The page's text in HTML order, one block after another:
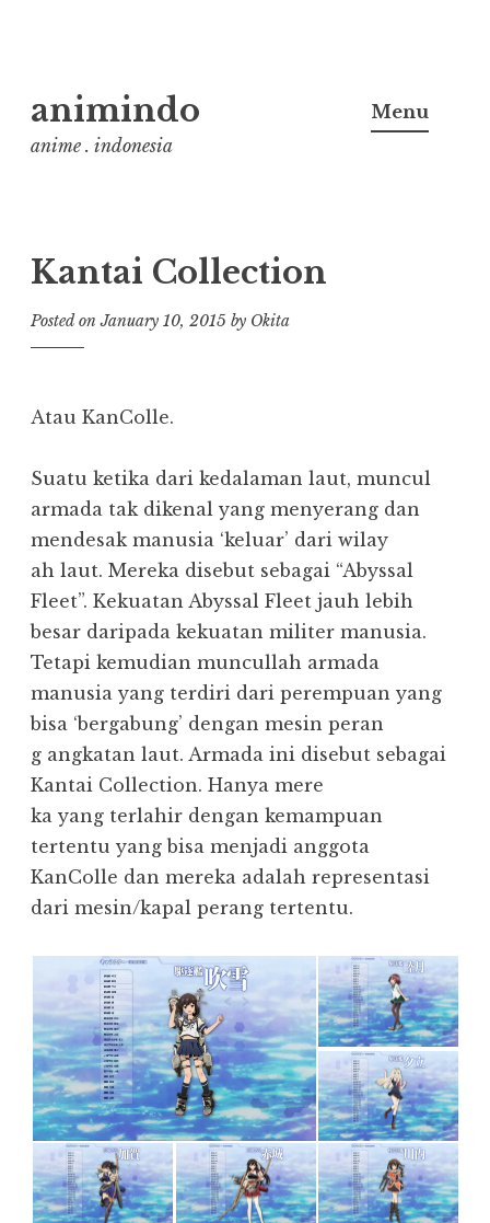
to
content
animindo
anime . indonesia
Menu
Kantai Collection
Posted onJanuary 10, 2015 by Okita
Atau KanColle.
Suatu ketika dari kedalaman laut, muncul
armada tak dikenal yang menyerang dan
mendesak manusia ‘keluar’ dari wilay
ah laut. Mereka disebut sebagai “Abyssal
Fleet”. Kekuatan Abyssal Fleet jauh lebih
besar daripada kekuatan militer manusia.
Tetapi kemudian muncullah armada
manusia yang terdiri dari perempuan yang
bisa ‘bergabung’ dengan mesin peran
g angkatan laut. Armada ini disebut sebagai
Kantai Collection. Hanya mere
ka yang terlahir dengan kemampuan
tertentu yang bisa menjadi anggota
KanColle dan mereka adalah representasi
dari mesin/kapal perang tertentu.